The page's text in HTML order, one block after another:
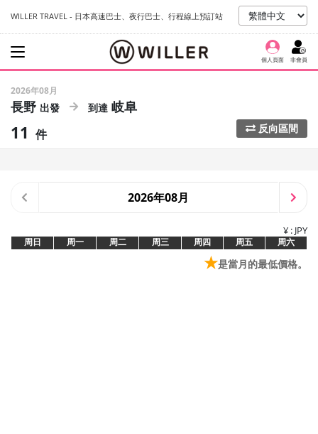
WILLER TRAVEL - 日本高速巴士、夜行巴士、行程線上預訂站
個人頁面 非會員
2026年08月
長野 岐阜
11 件 反向區間
2026年08月
¥ : JPY
周日 周一 周二 周三 周四 周五 周六
★是當月的最低價格。